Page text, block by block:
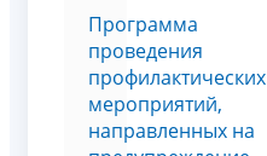
Программа
проведения
профилактических
мероприятий,
направленных на